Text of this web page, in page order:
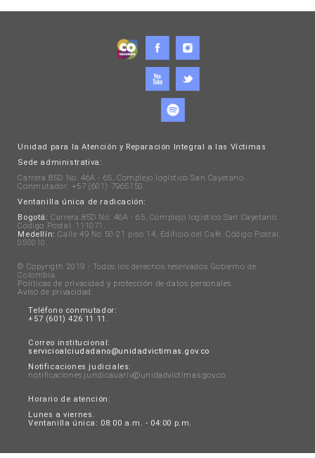
Unidad para la Atención y Reparación Integral a las Víctimas
Sede administrativa:
Carrera 85D No. 46A - 65, Complejo logístico San Cayetano.
Conmutador: +57 (601) 7965150.
Ventanilla única de radicación:
Bogotá: Carrera 85D No. 46A - 65, Complejo logístico San Cayetano.
Código Postal: 111071.
Medellín: Calle 49 No 50-21 piso 14, Edificio del Café. Código Postal:
050010.
© Copyrigth 2019 - Todos los derechos reservados Gobierno de
Colombia.
Políticas de privacidad y protección de datos personales.
Aviso de privacidad .
Teléfono conmutador:
+57 (601) 426 11 11.
Correo institucional:
servicioalciudadano@unidadvictimas.gov.co
Notificaciones judiciales:
notificaciones.juridicauariv@unidadvictimas.gov.co
Horario de atención:
Lunes a viernes.
Ventanilla única: 08:00 a.m. - 04:00 p.m.